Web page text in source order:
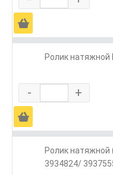
Ä
Ролик натяжной
- +
Ä
Ролик
3934824/